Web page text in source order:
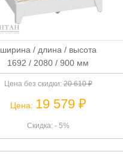
ширина / длина / высота
1692 / 2080 / 900 мм
Цена без скидки:20 610 ₽
Цена: 19 579 ₽
Скидка: - 5%